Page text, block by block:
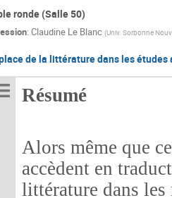
ronde (Salle 50)
: Claudine Le Blanc (Univ. Sorbonne
de la littérature dans les études
Résumé
Alors même que
accèdent en
littérature dans les